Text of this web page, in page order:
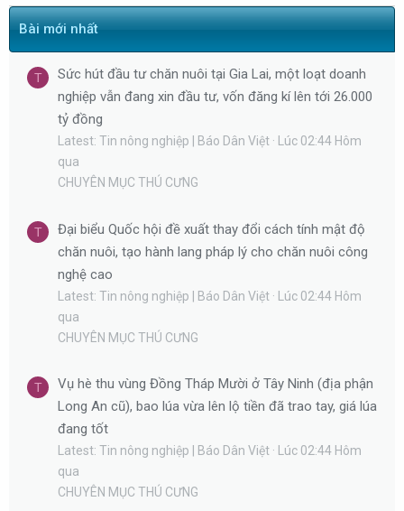
Bài mới nhất
T
Sức hút đầu tư chăn nuôi tại Gia Lai, một loạt doanh
nghiệp vẫn đang xin đầu tư, vốn đăng kí lên tới 26.000
tỷ đồng
Latest: Tin nông nghiệp | Báo Dân Việt
Lúc 02:44 Hôm
qua
CHUYÊN MỤC THÚ CƯNG
T
Đại biểu Quốc hội đề xuất thay đổi cách tính mật độ
chăn nuôi, tạo hành lang pháp lý cho chăn nuôi công
nghệ cao
Latest: Tin nông nghiệp | Báo Dân Việt
Lúc 02:44 Hôm
qua
CHUYÊN MỤC THÚ CƯNG
T
Vụ hè thu vùng Đồng Tháp Mười ở Tây Ninh (địa phận
Long An cũ), bao lúa vừa lên lộ tiền đã trao tay, giá lúa
đang tốt
Latest: Tin nông nghiệp | Báo Dân Việt
Lúc 02:44 Hôm
qua
CHUYÊN MỤC THÚ CƯNG